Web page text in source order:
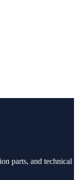
parts, and technical